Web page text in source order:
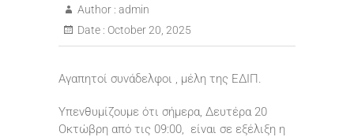
Author : admin
Date : October 20, 2025
Αγαπητοί συνάδελφοι , μέλη της ΕΔΙΠ.
Υπενθυμίζουμε ότι σήμερα, Δευτέρα 20
Οκτώβρη από τις 09:00, είναι σε εξέλιξη η